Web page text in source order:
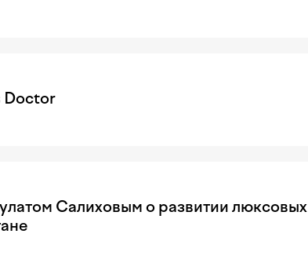
Doctor
Салиховым о развитии люксовых